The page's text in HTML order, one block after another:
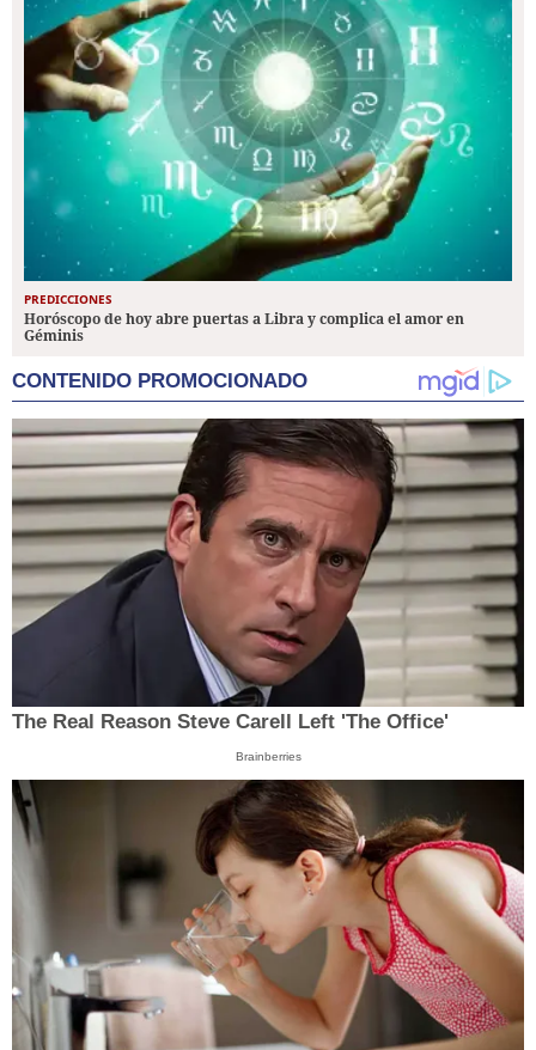
PREDICCIONES
Horóscopo de hoy abre puertas a Libra y complica el amor en
Géminis
CONTENIDO PROMOCIONADO
The Real Reason Steve Carell Left 'The Office'
Brainberries